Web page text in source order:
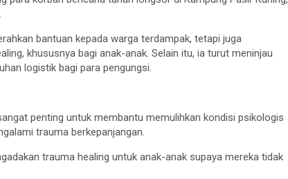
bantuan kepada warga terdampak, tetapi juga
khususnya bagi anak-anak. Selain itu, ia turut meninjau
logistik bagi para pengungsi.
penting untuk membantu memulihkan kondisi psikologis
trauma berkepanjangan.
trauma healing untuk anak-anak supaya mereka tidak